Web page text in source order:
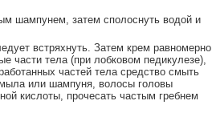
шампунем, затем сполоснуть водой и
встряхнуть. Затем крем равномерно
части тела (при лобковом педикулезе),
частей тела средство смыть
или шампуня, волосы головы
кислоты, прочесать частым гребнем